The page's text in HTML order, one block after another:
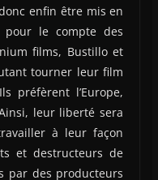
enfin être mis en
pour le compte des
films, Bustillo et
tourner leur film
préfèrent l’Europe,
leur liberté sera
à leur façon
et destructeurs de
par des producteurs